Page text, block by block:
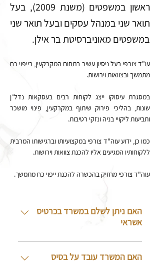
ראש
ון במשפטים (משנת 2009), בעל
תואר שני במנהל עסקים ובעל תואר שני
במשפטים מאוניברסיטת בר אילן.
עו"ד צורפי בעל ניסיון עשיר בתחום המקרקעין, בייפוי כח
מתמשך ובצוואות וירושות.
במסגרת עיסוקו ייצג לקוחות רבים בעסקאות נדל״ן
שונות, בהליכי פירוק שיתוף במקרקעין, פינוי מושכר
ותביעות ליקויי בניה ונזקי רטיבות.
כמו כן, ידוע עוה"ד צורפי במקצועיותו וברגישותו המרבית
ללקוחותיו המגיעים אליו להכנת צוואות וירושות.
עוה"ד צורפי מחזיק בהכשרה להכנת ייפוי כח מתמשך.
האם ניתן לשלם במשרד בכרטיס
אשראי
המשרד מקבל תשלומים בכרטיס
אשראי
האם המשרד עובד על בסיס